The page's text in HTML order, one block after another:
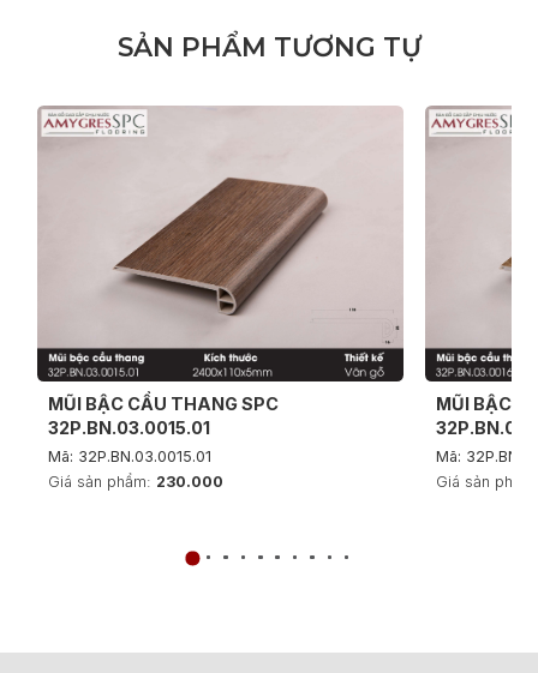
SẢN PHẨM TƯƠNG TỰ
MŨI BẬC CẦU THANG SPC
32P.BN.03.0015.01
Mã: 32P.BN.03.0015.01
Giá sản phẩm: 230.000
MŨI BẬC
Mã:
Giá sản